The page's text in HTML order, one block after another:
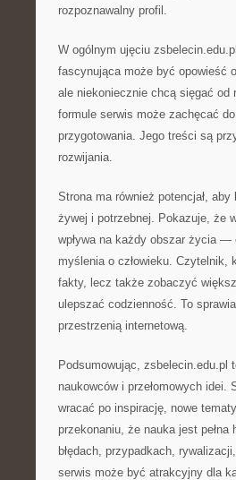
rozpoznawalny profil.
W ogólnym ujęciu
fascynująca może być opowieść
ale niekoniecznie chcą sięgać
formule serwis może zachęcać
przygotowania. Jego treści są
rozwijania.
Strona ma również potencjał,
żywej i potrzebnej. Pokazuje, że
wpływa na każdy obszar życia —
myślenia o człowieku.
fakty, lecz także zobaczyć
ulepszać codzienność. To
przestrzenią internetową.
Podsumowując, zsbelecin.edu.pl
naukowców i przełomowych
wracać po inspirację, nowe
przekonaniu, że nauka jest
błędach, przypadkach,
serwis może być atrakcyjny dla